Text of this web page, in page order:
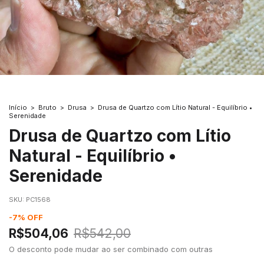
Início > Bruto > Drusa > Drusa de Quartzo com Lítio Natural - Equilíbrio •
Serenidade
Drusa de Quartzo com Lítio
Natural - Equilíbrio •
Serenidade
SKU: PC1568
-7% OFF
R$504,06 R$542,00
O desconto pode mudar ao ser combinado com outras